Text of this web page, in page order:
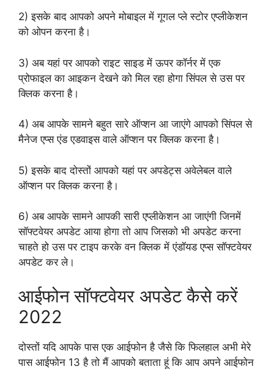
2) इसके बाद आपको अपने मोबाइल में गूगल प्ले स्टोर एप्लीकेशन
को ओपन करना है।
3) अब यहां पर आपको राइट साइड में ऊपर कॉर्नर में एक
प्रोफाइल का आइकन देखने को मिल रहा होगा सिंपल से उस पर
क्लिक करना है।
4) अब आपके सामने बहुत सारे ऑप्शन आ जाएंगे आपको सिंपल से
मैनेज एप्स एंड एडवाइस वाले ऑप्शन पर क्लिक करना है।
5) इसके बाद दोस्तों आपको यहां पर अपडेट्स अवेलेबल वाले
ऑप्शन पर क्लिक करना है।
6) अब आपके सामने आपकी सारी एप्लीकेशन आ जाएंगी जिनमें
सॉफ्टवेयर अपडेट आया होगा तो आप जिसको भी अपडेट करना
चाहते हो उस पर टाइप करके वन क्लिक में एंडॉयड एप्स सॉफ्टवेयर
अपडेट कर ले।
आईफोन सॉफ्टवेयर अपडेट कैसे करें
2022
दोस्तों यदि आपके पास एक आईफोन है जैसे कि फिलहाल अभी मेरे
पास आईफोन 13 है तो मैं आपको बताता हूं कि आप अपने आईफोन